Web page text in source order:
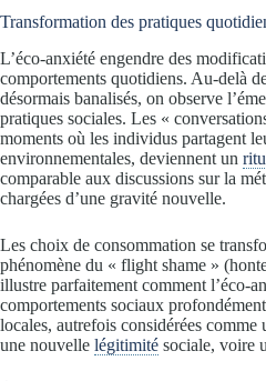
Transformation des pratiques
L’éco-anxiété engendre des
comportements quotidiens. Au-delà
désormais banalisés, on observe
pratiques sociales. Les «
moments où les individus partagent
environnementales, deviennent un
comparable aux discussions sur la
chargées d’une gravité nouvelle.
Les choix de consommation se
phénomène du « flight shame »
illustre parfaitement comment l’éco-
comportements sociaux
locales, autrefois considérées comme
une nouvelle légitimité sociale, voire